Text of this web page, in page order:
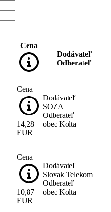
Cena
Dodávateľ
Odberateľ
Cena
14,28
EUR
Dodávateľ
SOZA
Odberateľ
obec Kolta
Cena
10,87
EUR
Dodávateľ
Slovak Telekom
Odberateľ
obec Kolta